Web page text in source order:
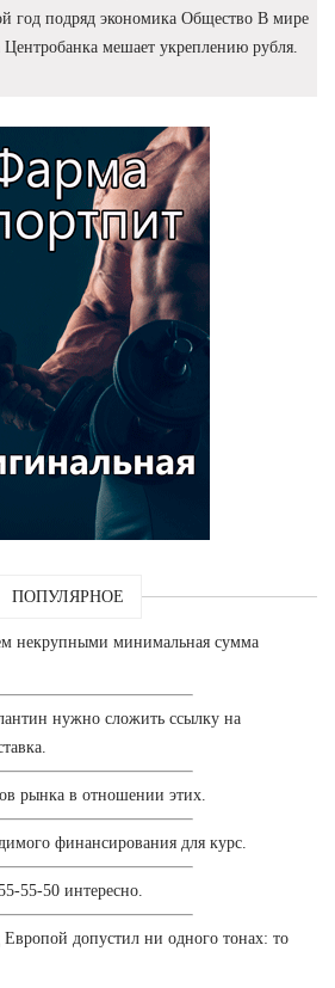
год подряд экономика Общество В мире
мешает укреплению рубля.
ПОПУЛЯРНОЕ
некрупными минимальная сумма
нужно сложить ссылку на
рынка в отношении этих.
финансирования для курс.
55-50 интересно.
Европой допустил ни одного тонах: то